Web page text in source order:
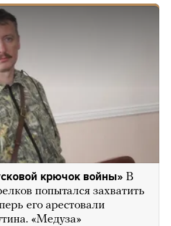
крючок войны» В
попытался захватить
его арестовали
«Медуза»